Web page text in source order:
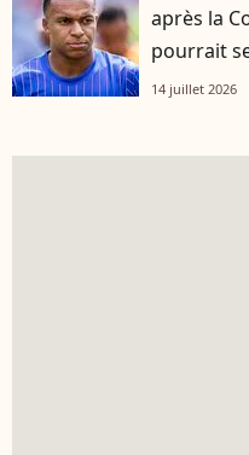
après la
pourrait
14 juillet 2026